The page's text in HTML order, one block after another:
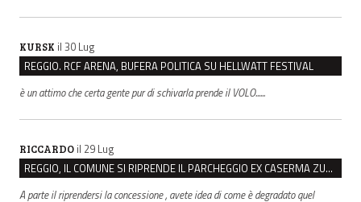
KURSK il 30 Lug
REGGIO. RCF ARENA, BUFERA POLITICA SU HELLWATT FESTIVAL
è un attimo che certa gente pur di schivarla prende il VOLO......
RICCARDO il 29 Lug
REGGIO, IL COMUNE SI RIPRENDE IL PARCHEGGIO EX CASERMA ZUCCHI PER 4,6 MILIONI
A parte il riprendersi la concessione , avete idea di come è degradato quel